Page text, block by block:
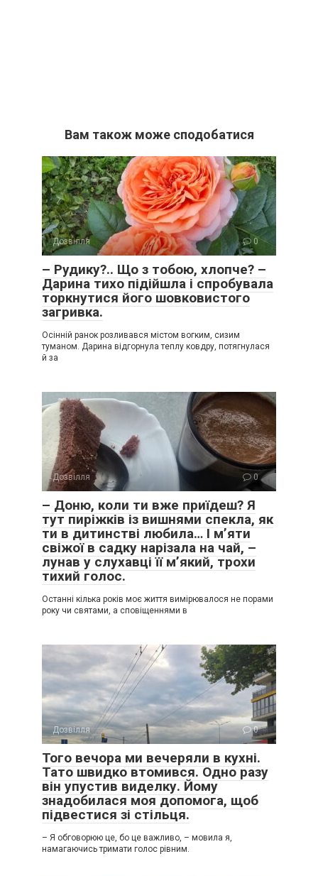
Вам також може сподобатися
Дозвілля 0
– Рудику?.. Що з тобою, хлопче? –
Дарина тихо підійшла і спробувала
торкнутися його шовковистого
загривка.
Осінній ранок розливався містом вогким, сизим
туманом. Дарина відгорнула теплу ковдру, потягнулася
й за
Дозвілля 0
– Доню, коли ти вже приїдеш? Я
тут пиріжків із вишнями спекла, як
ти в дитинстві любила… І м’яти
свіжої в садку нарізала на чай, –
лунав у слухавці її м’який, трохи
тихий голос.
Останні кілька років моє життя вимірювалося не порами
року чи святами, а сповіщеннями в
Дозвілля 0
Того вечора ми вечеряли в кухні.
Тато швидко втомився. Одно разу
він упустив виделку. Йому
знадобилася моя допомога, щоб
підвестися зі стільця.
– Я обговорюю це, бо це важливо, – мовила я,
намагаючись тримати голос рівним.